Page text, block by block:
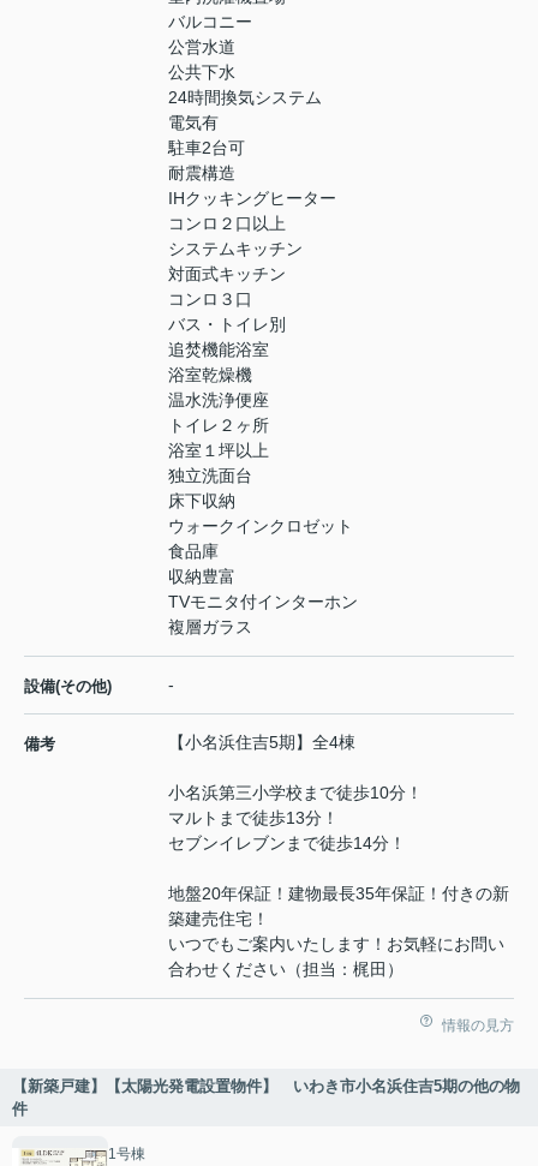
バルコニー
公営水道
公共下水
24時間換気システム
電気有
駐車2台可
耐震構造
IHクッキングヒーター
コンロ２口以上
システムキッチン
対面式キッチン
コンロ３口
バス・トイレ別
追焚機能浴室
浴室乾燥機
温水洗浄便座
トイレ２ヶ所
浴室１坪以上
独立洗面台
床下収納
ウォークインクロゼット
食品庫
収納豊富
TVモニタ付インターホン
複層ガラス
設備(その他) -
備考 【小名浜住吉5期】全4棟
小名浜第三小学校まで徒歩10分！
マルトまで徒歩13分！
セブンイレブンまで徒歩14分！
地盤20年保証！建物最長35年保証！付きの新
築建売住宅！
いつでもご案内いたします！お気軽にお問い
合わせください（担当：梶田）
情報の見方
【新築戸建】【太陽光発電設置物件】 いわき市小名浜住吉5期の他の物
件
1号棟